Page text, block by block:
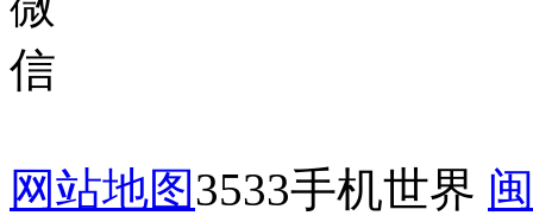
网站地图3533手机世界